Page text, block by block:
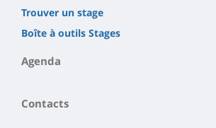
Trouver un stage
Boîte à outils Stages
Agenda
Contacts